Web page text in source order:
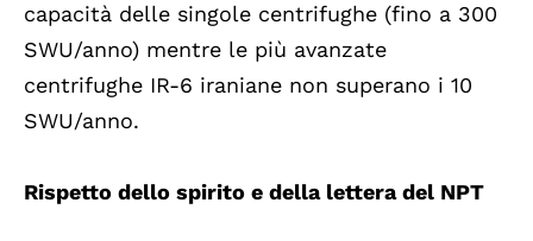
capacità delle singole centrifughe (fino a 300
SWU/anno) mentre le più avanzate
centrifughe IR-6 iraniane non superano i 10
SWU/anno.
Rispetto dello spirito e della lettera del NPT